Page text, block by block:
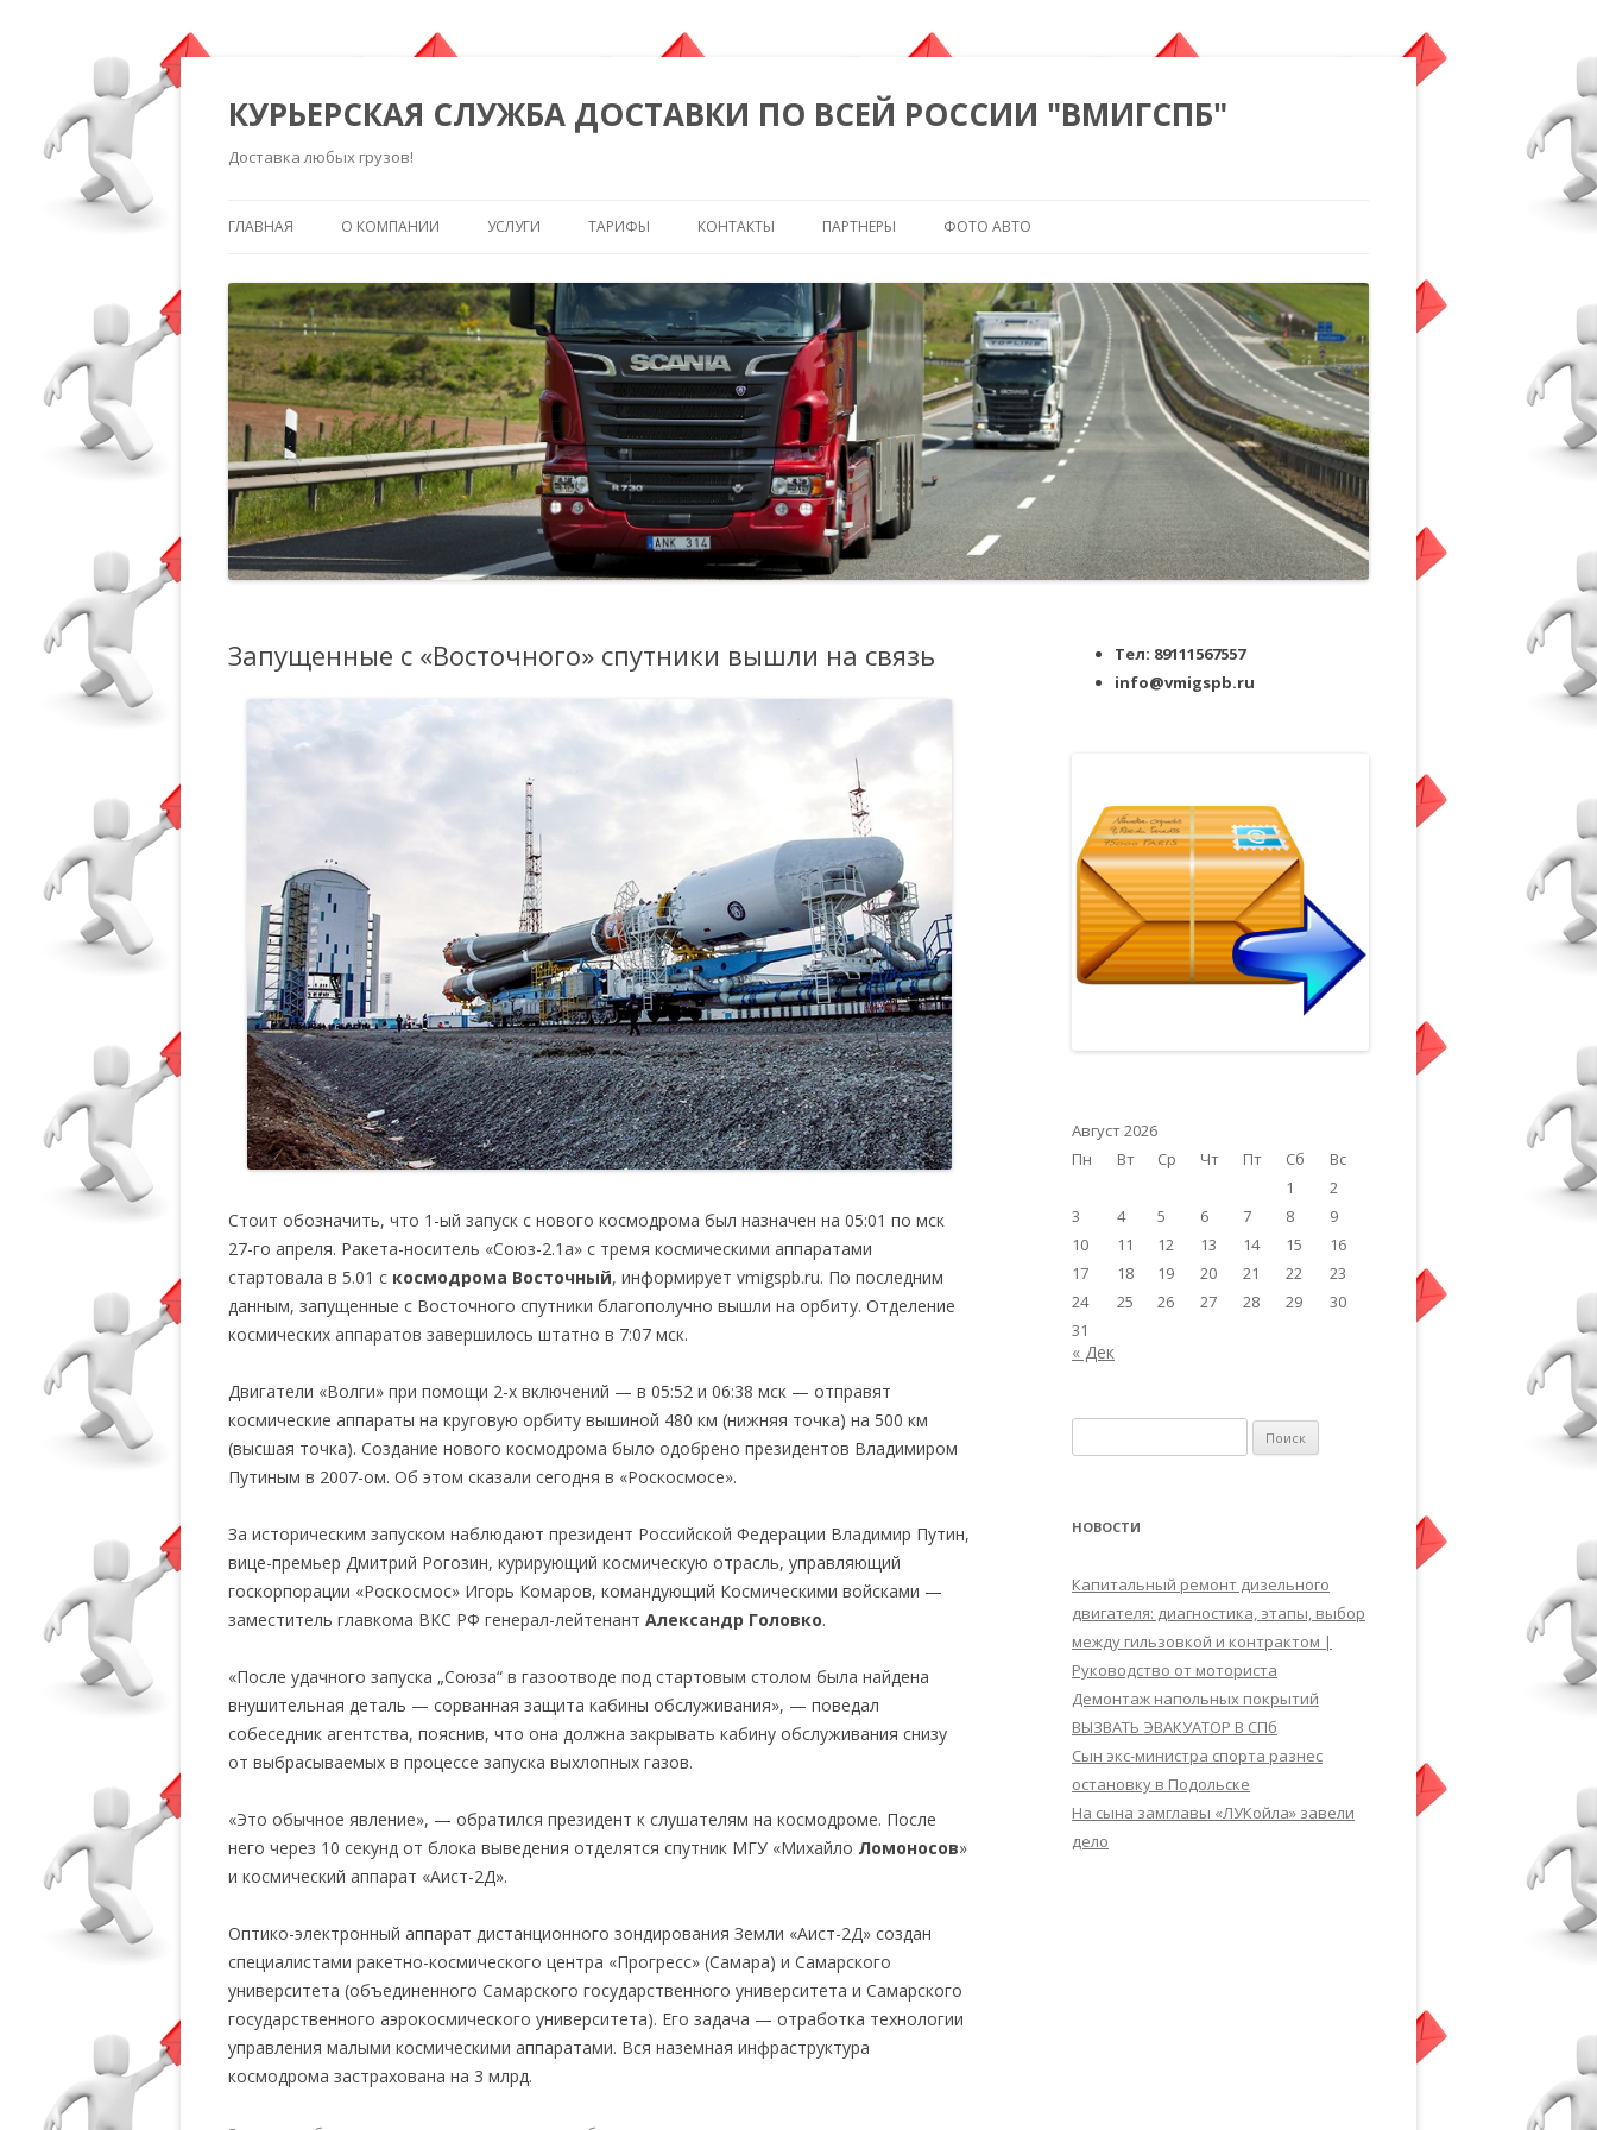
КУРЬЕРСКАЯ СЛУЖБА ДОСТАВКИ ПО ВСЕЙ РОССИИ "ВМИГСПБ"
Доставка любых грузов!
ГЛАВНАЯ О КОМПАНИИ УСЛУГИ ТАРИФЫ КОНТАКТЫ ПАРТНЕРЫ ФОТО АВТО
Запущенные с «Восточного» спутники вышли на связь
Стоит обозначить, что 1-ый запуск с нового космодрома был назначен на 05:01 по мск
27-го апреля. Ракета-носитель «Союз-2.1а» с тремя космическими аппаратами
стартовала в 5.01 с космодрома Восточный, информирует vmigspb.ru. По последним
данным, запущенные с Восточного спутники благополучно вышли на орбиту. Отделение
космических аппаратов завершилось штатно в 7:07 мск.
Двигатели «Волги» при помощи 2-х включений — в 05:52 и 06:38 мск — отправят
космические аппараты на круговую орбиту вышиной 480 км (нижняя точка) на 500 км
(высшая точка). Создание нового космодрома было одобрено президентов Владимиром
Путиным в 2007-ом. Об этом сказали сегодня в «Роскосмосе».
За историческим запуском наблюдают президент Российской Федерации Владимир Путин,
вице-премьер Дмитрий Рогозин, курирующий космическую отрасль, управляющий
госкорпорации «Роскосмос» Игорь Комаров, командующий Космическими войсками —
заместитель главкома ВКС РФ генерал-лейтенант Александр Головко.
«После удачного запуска „Союза“ в газоотводе под стартовым столом была найдена
внушительная деталь — сорванная защита кабины обслуживания», — поведал
собеседник агентства, пояснив, что она должна закрывать кабину обслуживания снизу
от выбрасываемых в процессе запуска выхлопных газов.
«Это обычное явление», — обратился президент к слушателям на космодроме. После
него через 10 секунд от блока выведения отделятся спутник МГУ «Михайло Ломоносов»
и космический аппарат «Аист-2Д».
Оптико-электронный аппарат дистанционного зондирования Земли «Аист-2Д» создан
специалистами ракетно-космического центра «Прогресс» (Самара) и Самарского
университета (объединенного Самарского государственного университета и Самарского
государственного аэрокосмического университета). Его задача — отработка технологии
управления малыми космическими аппаратами. Вся наземная инфраструктура
космодрома застрахована на 3 млрд.
Тел: 89111567557
info@vmigspb.ru
Август 2026
Пн
Вт Ср Чт Пт Сб
Вс
1
2
3
4 5 6 7 8
9
10
11 12 13 14 15
16
17
18 19 20 21 22
23
24
25 26 27 28 29
30
31
« Дек
НОВОСТИ
Капитальный ремонт дизельного
двигателя: диагностика, этапы, выбор
между гильзовкой и контрактом |
Руководство от моториста
Демонтаж напольных покрытий
ВЫЗВАТЬ ЭВАКУАТОР В СПб
Сын экс-министра спорта разнес
остановку в Подольске
На сына замглавы «ЛУКойла» завели
дело